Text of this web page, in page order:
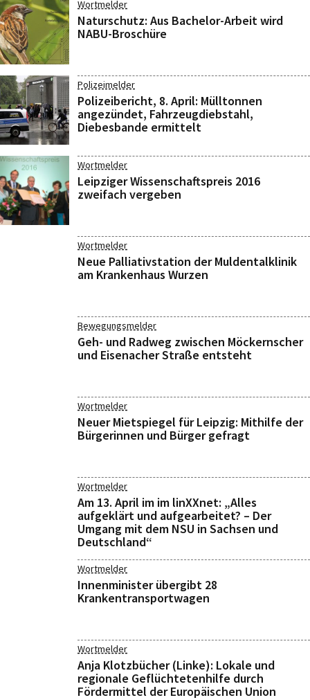
Wortmelder
Naturschutz: Aus Bachelor-Arbeit wird
NABU-Broschüre
Polizeimelder
Polizeibericht, 8. April: Mülltonnen
angezündet, Fahrzeugdiebstahl,
Diebesbande ermittelt
Wortmelder
Leipziger Wissenschaftspreis 2016
zweifach vergeben
Wortmelder
Neue Palliativstation der Muldentalklinik
am Krankenhaus Wurzen
Bewegungsmelder
Geh- und Radweg zwischen Möckernscher
und Eisenacher Straße entsteht
Wortmelder
Neuer Mietspiegel für Leipzig: Mithilfe der
Bürgerinnen und Bürger gefragt
Wortmelder
Am 13. April im im linXXnet: „Alles
aufgeklärt und aufgearbeitet? – Der
Umgang mit dem NSU in Sachsen und
Deutschland“
Wortmelder
Innenminister übergibt 28
Krankentransportwagen
Wortmelder
Anja Klotzbücher (Linke): Lokale und
regionale Geflüchtetenhilfe durch
Fördermittel der Europäischen Union